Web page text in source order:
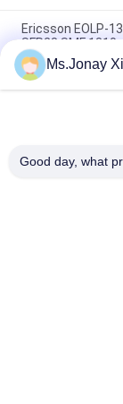
Ericsson EOLP-
SFP28 SMF
Kohärentes
10GE-
FINISAR
Ms.Jonay
Good day, what